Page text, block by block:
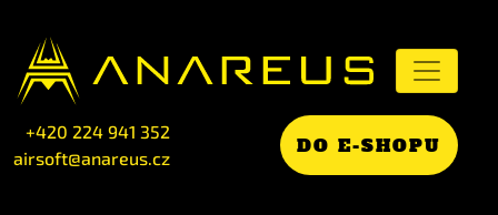
+420 224 941 352
airsoft@anareus.cz
DO E-SHOPU